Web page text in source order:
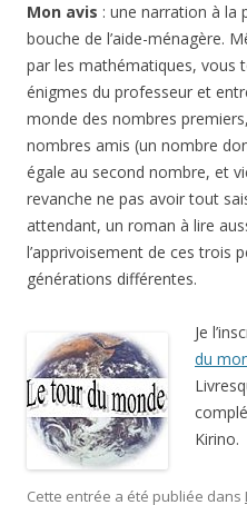
Mon avis : une narration à la
bouche de l’aide-ménagère.
par les mathématiques, vous
énigmes du professeur et
monde des nombres
nombres amis (un nombre
égale au second nombre, et
revanche ne pas avoir tout
attendant, un roman à lire
l’apprivoisement de ces trois
générations différentes.
Je
du
Kirino.
Cette entrée a été publiée dans